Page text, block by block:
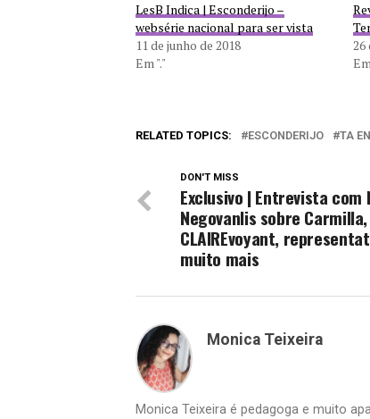
LesB Indica | Esconderijo –
websérie nacional para ser vista
11 de junho de 2018
Em "."
26
RELATED TOPICS: ESCONDERIJO TA
DON'T MISS
Exclusivo | Entrevista com
Negovanlis sobre Carmilla,
CLAIREvoyant,
muito mais
Monica Teixeira
Monica Teixeira é pedagoga e muito